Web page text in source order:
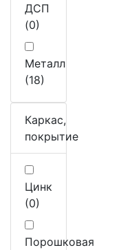
ДСП
(0)
Металл
(18)
Каркас,
покрытие
Цинк
(0)
Порошковая